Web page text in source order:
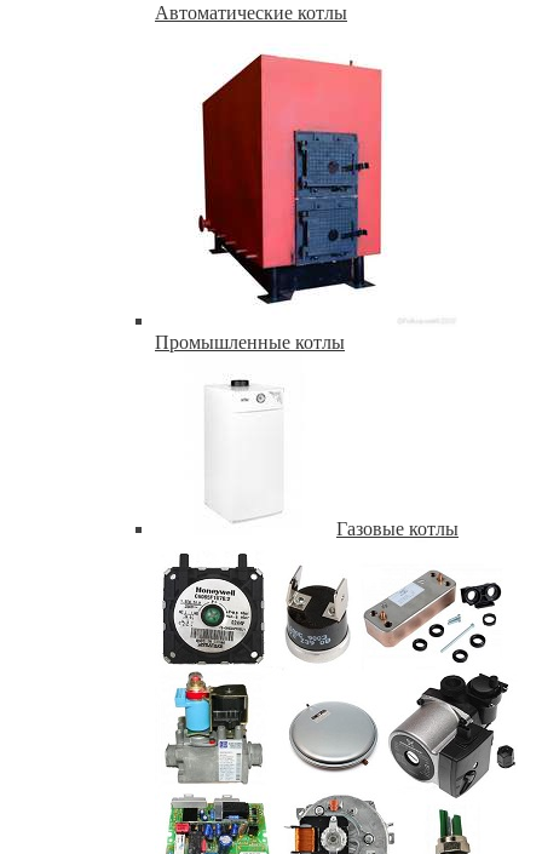
Автоматические котлы
Промышленные котлы
Газовые котлы